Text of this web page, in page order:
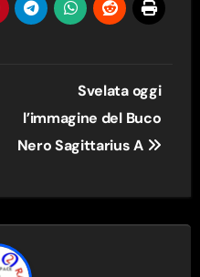
Svelata oggi
l’immagine del Buco
Nero Sagittarius A